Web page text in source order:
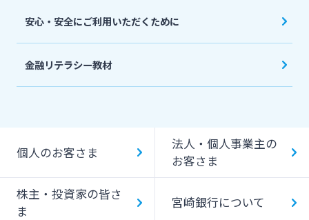
安心・安全にご利用いただくために
金融リテラシー教材
個人のお客さま
法人・個人事業主の
お客さま
株主・投資家の皆さ
ま
宮崎銀行について